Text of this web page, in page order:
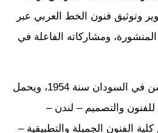
وتوثيق فنون الخط العربي عبر
المنشورة، ومشاركاته الفاعلة في
وولد الفنان تاج السر حسن في السودان سنة 1954، ويحمل
للفنون والتصميم – لندن –
الفنون الجميلة والتطبيقية –